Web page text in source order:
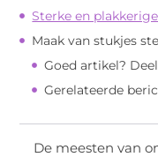
Sterke en
Maak van stukjes
Goed artikel?
Gerelateerde
De meesten van